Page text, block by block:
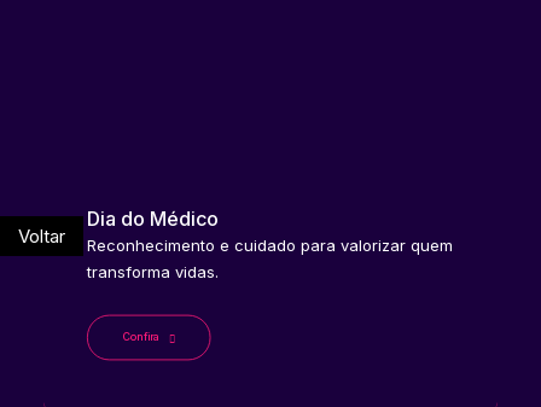
Dia do Médico
Reconhecimento e cuidado para valorizar quem
transforma vidas.
Confira
Voltar